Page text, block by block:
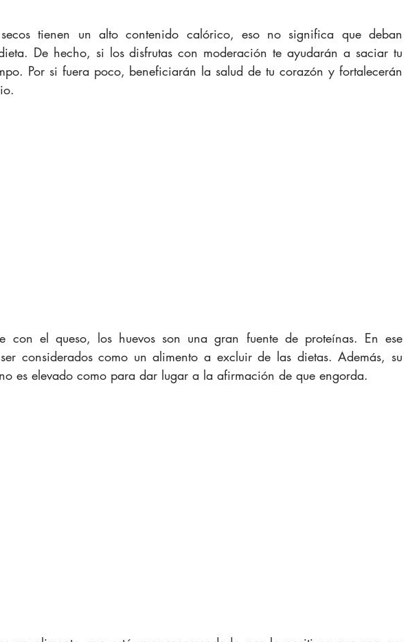
tienen un alto contenido calórico, eso no significa que deban
De hecho, si los disfrutas con moderación te ayudarán a saciar tu
Por si fuera poco, beneficiarán la salud de tu corazón y fortalecerán
con el queso, los huevos son una gran fuente de proteínas. En ese
considerados como un alimento a excluir de las dietas. Además, su
es elevado como para dar lugar a la afirmación de que engorda.